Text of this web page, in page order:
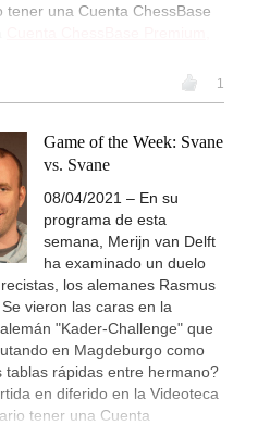
tener una Cuenta ChessBase
1
Game of the Week: Svane
vs. Svane
08/04/2021 – En su
programa de esta
semana, Merijn van Delft
ha examinado un duelo
los alemanes Rasmus
vieron las caras en la
"Kader-Challenge" que
en Magdeburgo como
rápidas entre hermano?
en diferido en la Videoteca
tener una Cuenta